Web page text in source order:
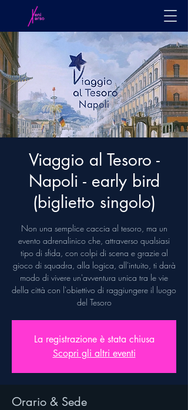
Viaggio al Tesoro -
Napoli - early bird
(biglietto singolo)
Non una semplice caccia al tesoro, ma un
evento adrenalinico che, attraverso qualsiasi
tipo di sfida, con colpi di scena e grazie al
gioco di squadra, alla logica, all'intuito, ti darà
modo di vivere un'avventura unica tra le vie
della città con l'obiettivo di raggiungere il luogo
del Tesoro
La registrazione è stata chiusa
Scopri gli altri eventi
Orario & Sede